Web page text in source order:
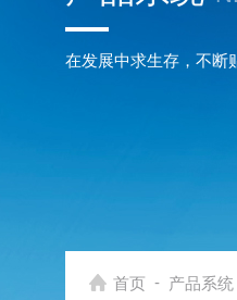
在发展中求生存，不断
首页 - 产品系统